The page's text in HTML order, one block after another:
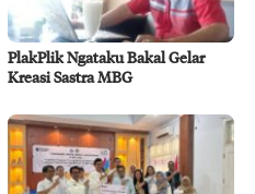
PlakPlik Ngataku Bakal Gelar
Kreasi Sastra MBG